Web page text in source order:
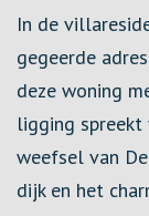
In de
gegeerde
deze woning
ligging
weefsel van
dijk en het